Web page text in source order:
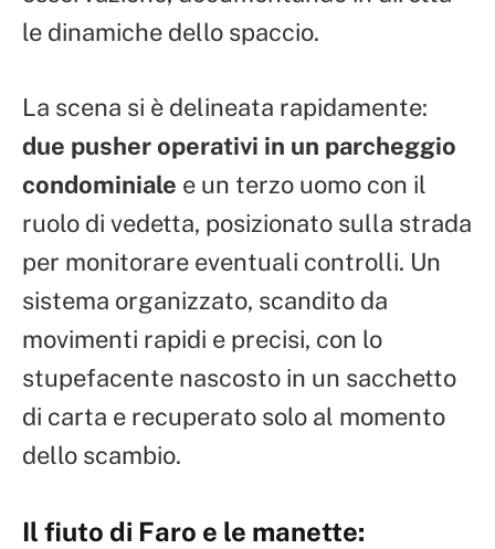
le dinamiche dello spaccio.
La scena si è delineata rapidamente:
due pusher operativi in un parcheggio
condominiale e un terzo uomo con il
ruolo di vedetta, posizionato sulla strada
per monitorare eventuali controlli. Un
sistema organizzato, scandito da
movimenti rapidi e precisi, con lo
stupefacente nascosto in un sacchetto
di carta e recuperato solo al momento
dello scambio.
Il fiuto di Faro e le manette: